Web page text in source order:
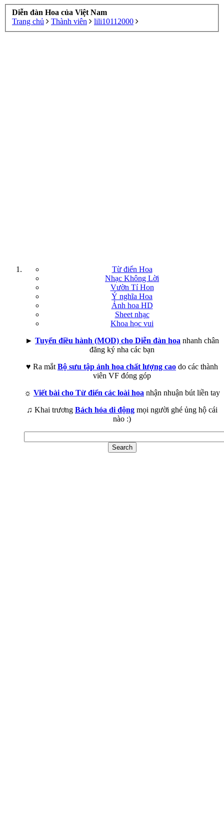
Diễn đàn Hoa của Việt Nam
Trang chủ
Thành viên lili10112000
Từ điển Hoa
Nhạc Không Lời
Vườn Tí Hon
Ý nghĩa Hoa
Ảnh hoa HD
Sheet nhạc
Khoa học vui
► Tuyển điều hành (MOD) cho Diễn đàn hoa nhanh chân
đăng ký nha các bạn
♥ Ra mắt Bộ sưu tập ảnh hoa chất lượng cao do các thành
viên VF đóng góp
☼ Viết bài cho Từ điển các loài hoa nhận nhuận bút liền tay
♫ Khai trương Bách hóa di động mọi người ghé ủng hộ cái
nào :)